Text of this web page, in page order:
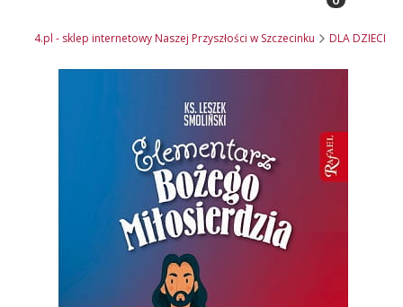
- sklep internetowy Naszej Przyszłości w Szczecinku DLA DZIECI